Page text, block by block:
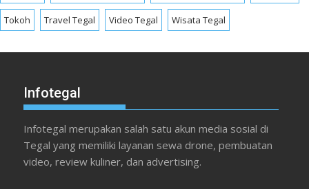
Tokoh Travel Tegal Video Tegal Wisata Tegal
Infotegal
Infotegal merupakan salah satu akun media sosial di
Tegal yang memiliki layanan sewa drone, pembuatan
video, review kuliner, dan advertising.